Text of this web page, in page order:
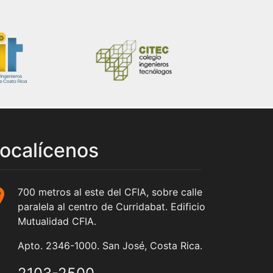
700 metros al este del CFIA, sobre calle
paralela al centro de Curridabat. Edificio
Mutualidad CFIA.
Apto. 2346-1000. San José, Costa Rica.